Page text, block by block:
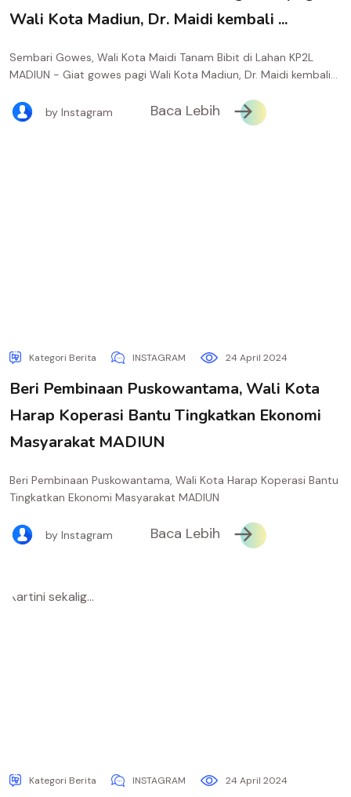
Wali Kota Madiun, Dr. Maidi kembali ...
Sembari Gowes, Wali Kota Maidi Tanam Bibit di Lahan KP2L
MADIUN - Giat gowes pagi Wali Kota Madiun, Dr. Maidi kembali...
by Instagram Baca Lebih
Kategori Berita INSTAGRAM 24 April 2024
Beri Pembinaan Puskowantama, Wali Kota
Harap Koperasi Bantu Tingkatkan Ekonomi
Masyarakat MADIUN
Beri Pembinaan Puskowantama, Wali Kota Harap Koperasi Bantu
Tingkatkan Ekonomi Masyarakat MADIUN
by Instagram Baca Lebih
Kategori Berita INSTAGRAM 24 April 2024